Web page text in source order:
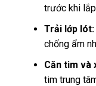
trước khi
Trải lớp lót:
chống ẩm
Căn tim và
tim trung